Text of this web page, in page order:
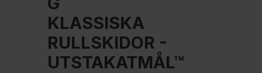
KLASSISKA
RULLSKIDOR -
UTSTAKATMÅL™